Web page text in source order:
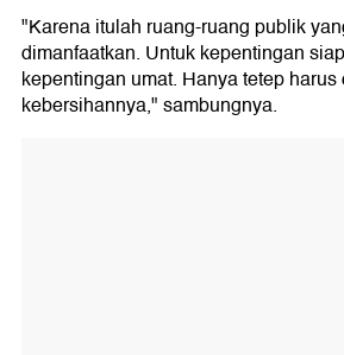
"Karena itulah ruang-ruang publik
dimanfaatkan. Untuk kepentingan
kepentingan umat. Hanya tetep
kebersihannya," sambungnya.